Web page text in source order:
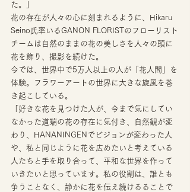
た。」
花の存在が人々の心に刻まれるように、Hikaru
Seino氏率いるGANON FLORISTのフローリスト
チームは自然のままの花の美しさを人々の頭に
花を飾り、撮影を続けた。
今では、世界中で5万人以上の人が「花人間」を
体験。フラワーアートの世界に大きな旋風を巻
き起こしている。
「好きな花を見つけた人が、今まで気にしてい
なかった道端の花の存在に気付き、自然観が変
わり、HANANINGENでビジョンが変わった人
や、私と同じように花を広めたいと考えている
人たちと手を取り合って、平和な世界を作って
いきたいと思っています。私の役割は、誰とも
争うことなく、静かに花を伝え続けるることで